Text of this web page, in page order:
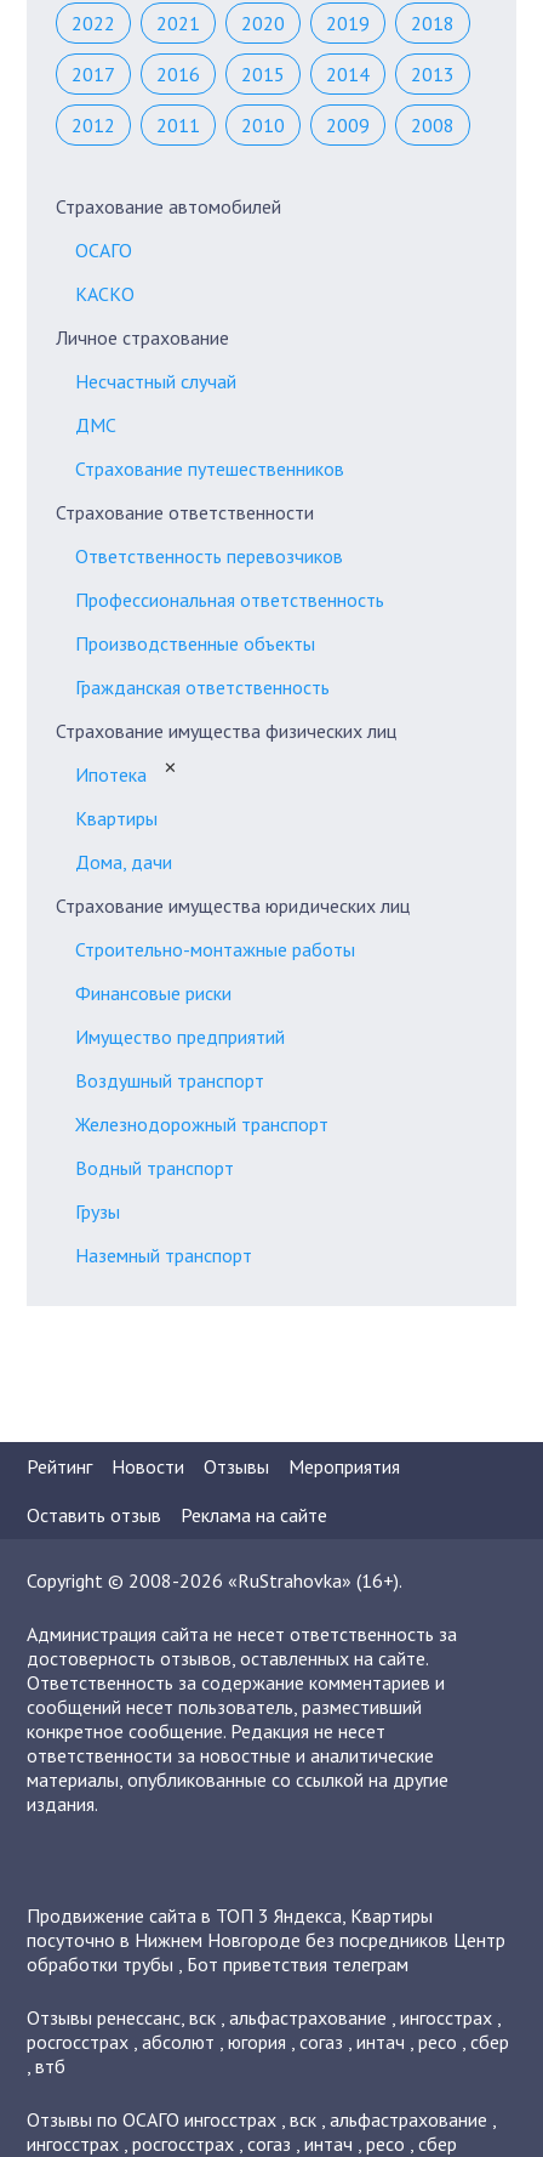
2022 2021 2020 2019 2018
2017 2016 2015 2014 2013
2012 2011 2010 2009 2008
Страхование автомобилей
ОСАГО
КАСКО
Личное страхование
Несчастный случай
ДМС
Страхование путешественников
Страхование ответственности
Ответственность перевозчиков
Профессиональная ответственность
Производственные объекты
Гражданская ответственность
Страхование имущества физических лиц
Ипотека
✕
Квартиры
Дома, дачи
Страхование имущества юридических лиц
Строительно-монтажные работы
Финансовые риски
Имущество предприятий
Воздушный транспорт
Железнодорожный транспорт
Водный транспорт
Грузы
Наземный транспорт
Рейтинг Новости Отзывы
Мероприятия
Оставить отзыв
Реклама на сайте
Copyright © 2008-2026 «RuStrahovka» (16+).
Администрация сайта не несет ответственность за
достоверность отзывов, оставленных на сайте.
Ответственность за содержание комментариев и
сообщений несет пользователь, разместивший
конкретное сообщение. Редакция не несет
ответственности за новостные и аналитические
материалы, опубликованные со ссылкой на другие
издания.
Продвижение сайта в ТОП 3 Яндекса, Квартиры
посуточно в Нижнем Новгороде без посредников Центр
обработки трубы , Бот приветствия телеграм
Отзывыренессанс,вск ,альфастрахование ,ингосстрах ,
росгосстрах ,абсолют ,югория ,согаз ,интач ,ресо ,сбер
,втб
Отзывы по ОСАГОингосстрах ,вск ,альфастрахование ,
ингосстрах ,росгосстрах ,согаз ,интач ,ресо ,сбер